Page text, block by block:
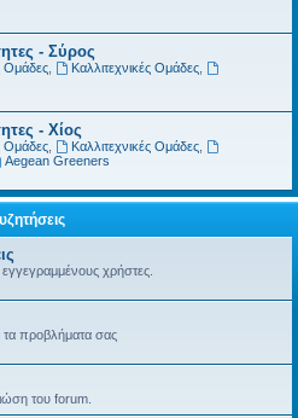
- Σύρος
Ομάδες, Καλλιτεχνικές Ομάδες,
- Χίος
Ομάδες, Καλλιτεχνικές Ομάδες,
Aegean Greeners
χρήστες.
τα προβλήματα σας
του forum.